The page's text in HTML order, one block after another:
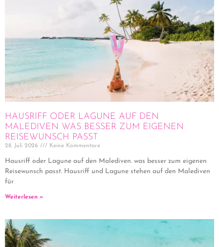
HAUSRIFF ODER LAGUNE AUF DEN
MALEDIVEN WAS BESSER ZUM EIGENEN
REISEWUNSCH PASST
28. Juli 2026 Keine Kommentare
Hausriff oder Lagune auf den Malediven. was besser zum eigenen
Reisewunsch passt. Hausriff und Lagune stehen auf den Malediven
für
Weiterlesen »